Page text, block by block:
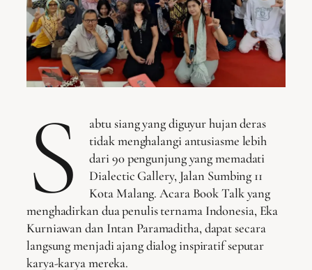
S
abtu siang yang diguyur hujan deras
tidak menghalangi antusiasme lebih
dari 90 pengunjung yang memadati
Dialectic Gallery, Jalan Sumbing 11
Kota Malang. Acara Book Talk yang
menghadirkan dua penulis ternama Indonesia, Eka
Kurniawan dan Intan Paramaditha, dapat secara
langsung menjadi ajang dialog inspiratif seputar
karya-karya mereka.